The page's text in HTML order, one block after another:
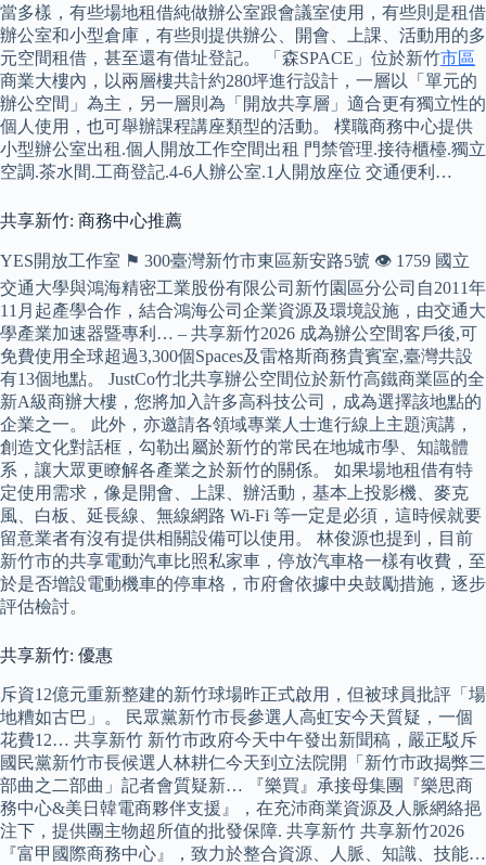
當多樣，有些場地租借純做辦公室跟會議室使用，有些則是租借
辦公室和小型倉庫，有些則提供辦公、開會、上課、活動用的多
元空間租借，甚至還有借址登記。 「森SPACE」位於新竹市區
商業大樓內，以兩層樓共計約280坪進行設計，一層以「單元的
辦公空間」為主，另一層則為「開放共享層」適合更有獨立性的
個人使用，也可舉辦課程講座類型的活動。 樸職商務中心提供
小型辦公室出租.個人開放工作空間出租 門禁管理.接待櫃檯.獨立
空調.茶水間.工商登記.4-6人辦公室.1人開放座位 交通便利…
共享新竹: 商務中心推薦
YES開放工作室 ⚑ 300臺灣新竹市東區新安路5號 👁️‍ 1759 國立
交通大學與鴻海精密工業股份有限公司新竹園區分公司自2011年
11月起產學合作，結合鴻海公司企業資源及環境設施，由交通大
學產業加速器暨專利… – 共享新竹2026 成為辦公空間客戶後,可
免費使用全球超過3,300個Spaces及雷格斯商務貴賓室,臺灣共設
有13個地點。 JustCo竹北共享辦公空間位於新竹高鐵商業區的全
新A級商辦大樓，您將加入許多高科技公司，成為選擇該地點的
企業之一。 此外，亦邀請各領域專業人士進行線上主題演講，
創造文化對話框，勾勒出屬於新竹的常民在地城市學、知識體
系，讓大眾更瞭解各產業之於新竹的關係。 如果場地租借有特
定使用需求，像是開會、上課、辦活動，基本上投影機、麥克
風、白板、延長線、無線網路 Wi-Fi 等一定是必須，這時候就要
留意業者有沒有提供相關設備可以使用。 林俊源也提到，目前
新竹市的共享電動汽車比照私家車，停放汽車格一樣有收費，至
於是否增設電動機車的停車格，市府會依據中央鼓勵措施，逐步
評估檢討。
共享新竹: 優惠
斥資12億元重新整建的新竹球場昨正式啟用，但被球員批評「場
地糟如古巴」。 民眾黨新竹市長參選人高虹安今天質疑，一個
花費12… 共享新竹 新竹市政府今天中午發出新聞稿，嚴正駁斥
國民黨新竹市長候選人林耕仁今天到立法院開「新竹市政揭弊三
部曲之二部曲」記者會質疑新… 『樂買』承接母集團『樂思商
務中心&美日韓電商夥伴支援』，在充沛商業資源及人脈網絡挹
注下，提供團主物超所值的批發保障. 共享新竹 共享新竹2026
『富甲國際商務中心』，致力於整合資源、人脈、知識、技能…